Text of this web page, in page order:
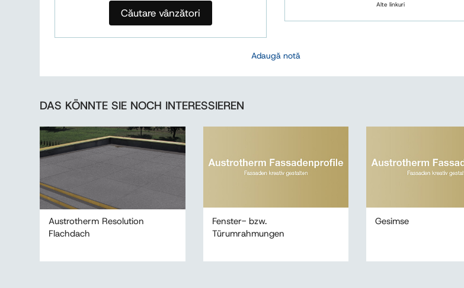
Căutare vânzători
Alte linkuri
Adaugă notă
DAS KÖNNTE SIE NOCH INTERESSIEREN
Austrotherm Resolution
Flachdach
Fenster- bzw.
Türumrahmungen
Gesimse